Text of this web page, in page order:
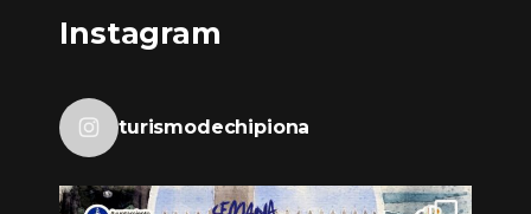
Instagram
turismodechipiona